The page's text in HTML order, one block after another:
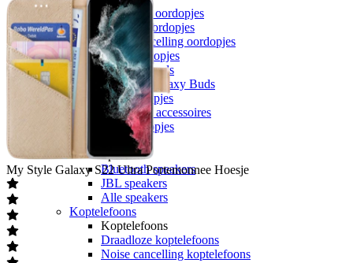
Draadloze oordopjes
Bedrade oordopjes
Noise cancelling oordopjes
Sport oordopjes
Apple Airpods
Samsung Galaxy Buds
JBL oordopjes
Oordopjes accessoires
Alle oordopjes
Speakers
Speakers
Bluetooth speakers
JBL speakers
Alle speakers
Koptelefoons
Koptelefoons
Draadloze koptelefoons
Noise cancelling koptelefoons
My Style Galaxy S22 Ultra Portemonnee Hoesje